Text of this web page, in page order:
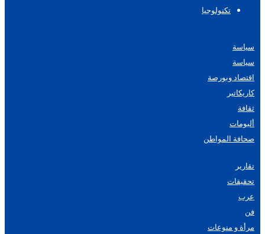
تكنولوجيا
سياسة
سياسة
اقتصاد وبورصة
كاريكاتير
ثقافة
ألبومات
صحافة المواطن
تقارير
تحقيقات
عرب
فن
مرأة و منوعات